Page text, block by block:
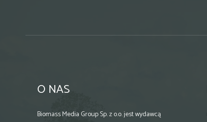
O NAS
Biomass Media Group Sp. z o.o. jest wydawcą